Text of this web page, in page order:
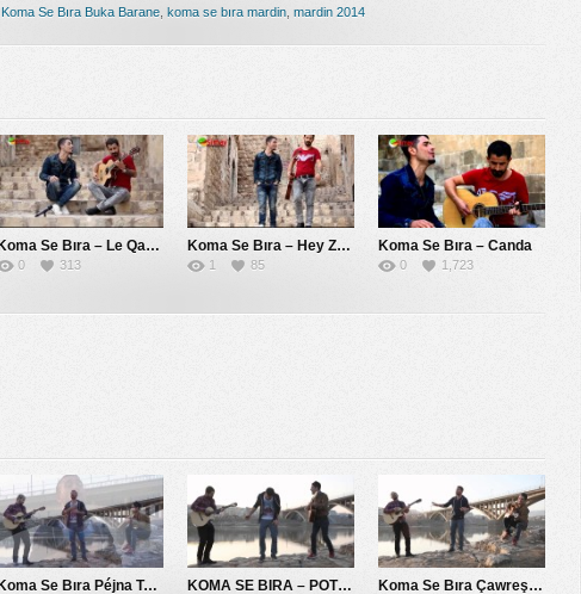
Koma Se Bıra Buka Barane koma se bıra mardin mardin 2014
Koma Se Bıra – Le Qamışlo
0 313
Koma Se Bıra – Hey Zalım Yar
1 85
Koma Se Bıra – Canda
0 1,723
Koma Se Bıra Péjna Te Naye KOMA SE BIRA – POTPORİ 2014 Koma Se Bıra Çawreşamın